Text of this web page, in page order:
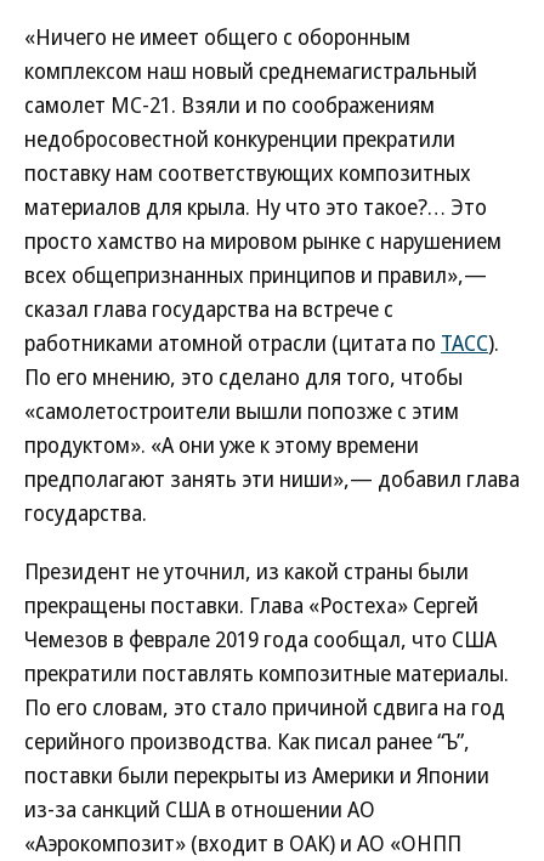
«Ничего не имеет общего с оборонным
комплексом наш новый среднемагистральный
самолет МС-21. Взяли и по соображениям
недобросовестной конкуренции прекратили
поставку нам соответствующих композитных
материалов для крыла. Ну что это такое?… Это
просто хамство на мировом рынке с нарушением
всех общепризнанных принципов и правил»,—
сказал глава государства на встрече с
работниками атомной отрасли (цитата по ТАСС).
По его мнению, это сделано для того, чтобы
«самолетостроители вышли попозже с этим
продуктом». «А они уже к этому времени
предполагают занять эти ниши»,— добавил глава
государства.
Президент не уточнил, из какой страны были
прекращены поставки. Глава «Ростеха» Сергей
Чемезов в феврале 2019 года сообщал, что США
прекратили поставлять композитные материалы.
По его словам, это стало причиной сдвига на год
серийного производства. Как писал ранее “Ъ”,
поставки были перекрыты из Америки и Японии
из-за санкций США в отношении АО
«Аэрокомпозит» (входит в ОАК) и АО «ОНПП